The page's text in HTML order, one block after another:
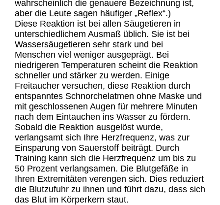
wahrscheinlich die genauere Bezeichnung ist,
aber die Leute sagen häufiger „Reflex“.)
Diese Reaktion ist bei allen Säugetieren in
unterschiedlichem Ausmaß üblich. Sie ist bei
Wassersäugetieren sehr stark und bei
Menschen viel weniger ausgeprägt. Bei
niedrigeren Temperaturen scheint die Reaktion
schneller und stärker zu werden. Einige
Freitaucher versuchen, diese Reaktion durch
entspanntes Schnorchelatmen ohne Maske und
mit geschlossenen Augen für mehrere Minuten
nach dem Eintauchen ins Wasser zu fördern.
Sobald die Reaktion ausgelöst wurde,
verlangsamt sich Ihre Herzfrequenz, was zur
Einsparung von Sauerstoff beiträgt. Durch
Training kann sich die Herzfrequenz um bis zu
50 Prozent verlangsamen. Die Blutgefäße in
Ihren Extremitäten verengen sich. Dies reduziert
die Blutzufuhr zu ihnen und führt dazu, dass sich
das Blut im Körperkern staut.